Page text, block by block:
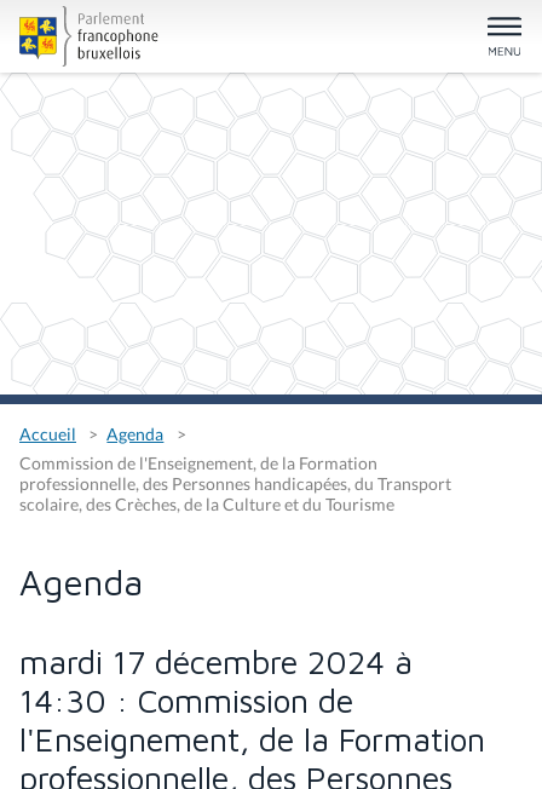
Accueil
Agenda
Commission de l'Enseignement, de la Formation
professionnelle, des Personnes handicapées, du Transport
scolaire, des Crèches, de la Culture et du Tourisme
Agenda
mardi 17 décembre 2024 à
14:30 : Commission de
l'Enseignement, de la Formation
professionnelle, des Personnes